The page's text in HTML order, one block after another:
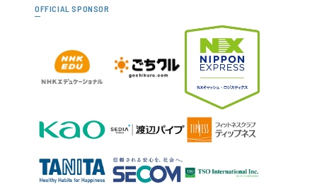
OFFICIAL SPONSOR